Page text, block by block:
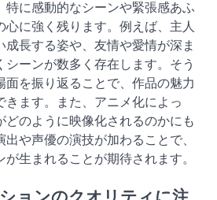
特に感動的なシーンや緊張感あふ
心に強く残ります。例えば、主人
長する姿や、友情や愛情が深ま
シーンが数多く存在します。そう
面を振り返ることで、作品の魅力
きます。また、アニメ化によっ
どのように映像化されるのかにも
や声優の演技が加わることで、
生まれることが期待されます。